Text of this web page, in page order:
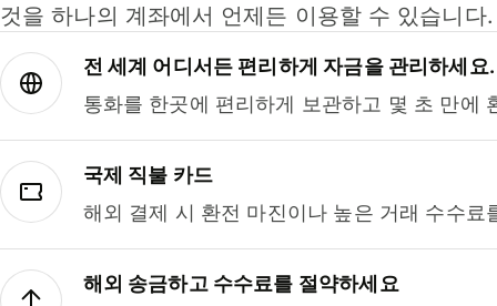
것을 하나의 계좌에서 언제든 이용할 수 있습니다.
전 세계 어디서든 편리하게 자금을 관리하세요.
통화를 한곳에 편리하게 보관하고 몇 초 만에
국제 직불 카드
해외 결제 시 환전 마진이나 높은 거래 수수료
해외 송금하고 수수료를 절약하세요